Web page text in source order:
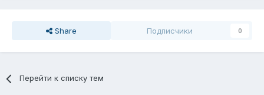
Share Подписчики 0
Перейти к списку тем